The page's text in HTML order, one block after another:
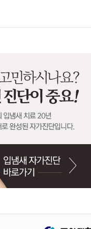
하는 행위를 하였을 경우, 사전
서비스 이용을 계획 또는 실행
주는 경우
경우
을 저해하는 경우
정한 이용조건에 위배되는 경우
내용이 공개되는 경우
삭제하였을 경우
거부에 관한 사항
비스를 제공하기 위해서 이
에 저장되기도 합니다. 제일경
도나 방문 시간 등을 분석, 이
설정함으로써 모든 쿠키를
부하는 방법으로는 이용자가
상단의 도구 > 인터넷 옵션 >
급함에 있어 개인정보가 분실,
하고 개인정보와 관련한 불만
요하신 경우에는 아래 기관에